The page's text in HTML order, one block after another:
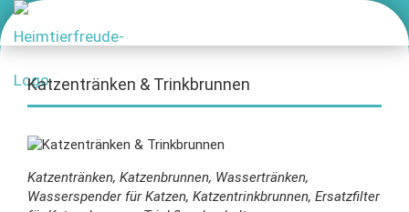
Katzentränken & Trinkbrunnen
Katzentränken, Katzenbrunnen, Wassertränken,
Wasserspender für Katzen, Katzentrinkbrunnen, Ersatzfilter